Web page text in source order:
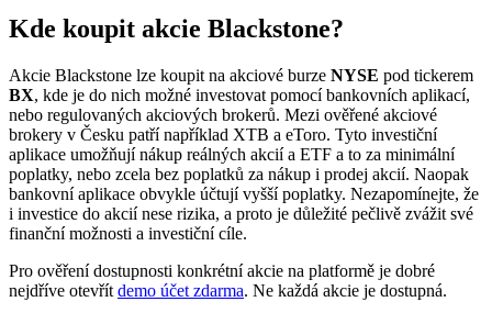
Kde koupit akcie Blackstone?
Akcie Blackstone lze koupit na akciové burze NYSE pod tickerem
BX, kde je do nich možné investovat pomocí bankovních aplikací,
nebo regulovaných akciových brokerů. Mezi ověřené akciové
brokery v Česku patří například XTB a eToro. Tyto investiční
aplikace umožňují nákup reálných akcií a ETF a to za minimální
poplatky, nebo zcela bez poplatků za nákup i prodej akcií. Naopak
bankovní aplikace obvykle účtují vyšší poplatky. Nezapomínejte, že
i investice do akcií nese rizika, a proto je důležité pečlivě zvážit své
finanční možnosti a investiční cíle.
Pro ověření dostupnosti konkrétní akcie na platformě je dobré
nejdříve otevřít demo účet zdarma. Ne každá akcie je dostupná.